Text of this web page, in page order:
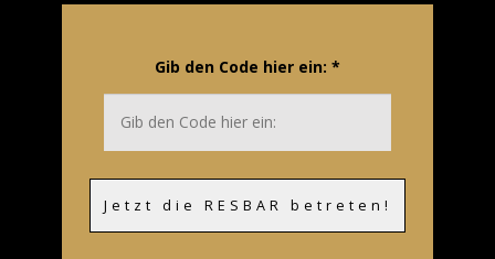
Gib den Code hier ein: *